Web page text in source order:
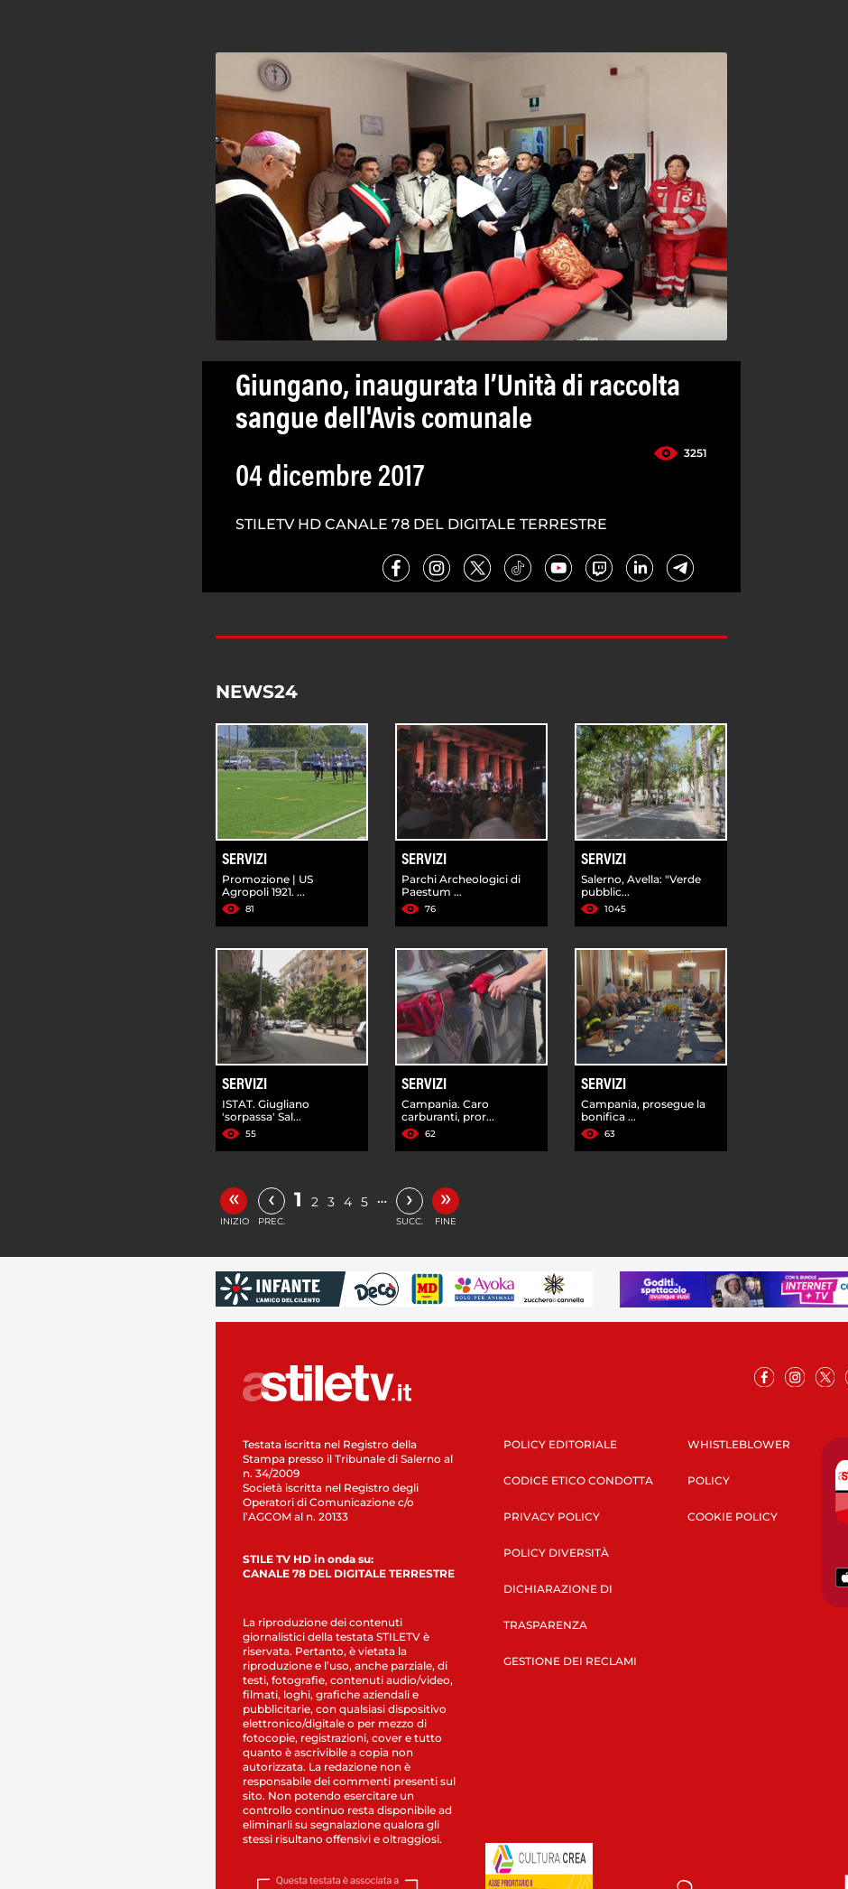
Giungano, inaugurata l’Unità di raccolta
sangue dell'Avis comunale
3251
04 dicembre 2017
STILETV HD CANALE 78 DEL DIGITALE TERRESTRE
NEWS24
SERVIZI
Promozione | US
Agropoli 1921. ...
81
SERVIZI
Parchi Archeologici di
Paestum ...
76
SERVIZI
Salerno, Avella: "Verde
pubblic...
1045
SERVIZI
ISTAT. Giugliano
'sorpassa' Sal...
55
SERVIZI
Campania. Caro
carburanti, pror...
62
SERVIZI
Campania, prosegue la
bonifica ...
63
«
INIZIO
‹
PREC.
1 2 3 4 5 … ›
SUCC.
»
FINE
Testata iscritta nel Registro della
Stampa presso il Tribunale di Salerno al
n. 34/2009
Società iscritta nel Registro degli
Operatori di Comunicazione c/o
l’AGCOM al n. 20133
STILE TV HD in onda su:
CANALE 78 DEL DIGITALE TERRESTRE
La riproduzione dei contenuti
giornalistici della testata STILETV è
riservata. Pertanto, è vietata la
riproduzione e l’uso, anche parziale, di
testi, fotografie, contenuti audio/video,
filmati, loghi, grafiche aziendali e
pubblicitarie, con qualsiasi dispositivo
elettronico/digitale o per mezzo di
fotocopie, registrazioni, cover e tutto
quanto è ascrivibile a copia non
autorizzata. La redazione non è
responsabile dei commenti presenti sul
sito. Non potendo esercitare un
controllo continuo resta disponibile ad
eliminarli su segnalazione qualora gli
stessi risultano offensivi e oltraggiosi.
POLICY EDITORIALE
CODICE ETICO CONDOTTA
PRIVACY POLICY
POLICY DIVERSITÀ
DICHIARAZIONE DI
TRASPARENZA
GESTIONE DEI RECLAMI
WHISTLEBLOWER
POLICY
COOKIE POLICY